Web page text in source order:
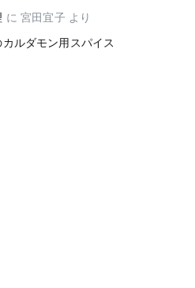
に宮田宜子 より
ルダモン用スパイス